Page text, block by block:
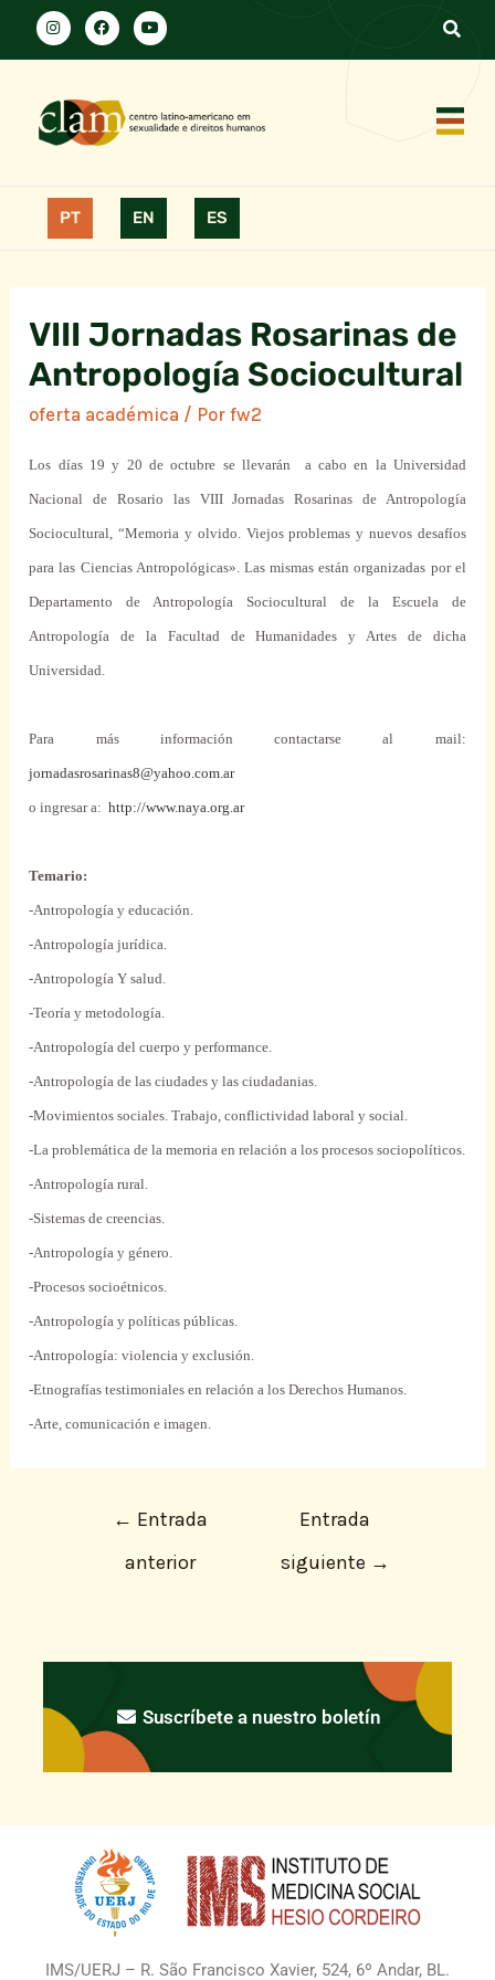
PT EN ES
VIII Jornadas Rosarinas de
Antropología Sociocultural
oferta académica / Porfw2
Los días 19 y 20 de octubre se llevarán a cabo en la Universidad
Nacional de Rosario las VIII Jornadas Rosarinas de Antropología
Sociocultural, “Memoria y olvido. Viejos problemas y nuevos desafíos
para las Ciencias Antropológicas». Las mismas están organizadas por el
Departamento de Antropología Sociocultural de la Escuelade
Antropología de la Facultad de Humanidades y Artes de dicha
Universidad.
Para más información contactarse al mail:
jornadasrosarinas8@yahoo.com.ar
o ingresar a: http://www.naya.org.ar
Temario:
-Antropología y educación.
-Antropología jurídica.
-Antropología Y salud.
-Teoría y metodología.
-Antropología del cuerpo y performance.
-Antropología de las ciudades y las ciudadanias.
-Movimientos sociales. Trabajo, conflictividad laboral y social.
-La problemática de la memoria en relación a los procesos sociopolíticos.
-Antropología rural.
-Sistemas de creencias.
-Antropología y género.
-Procesos socioétnicos.
-Antropología y políticas públicas.
-Antropología: violencia y exclusión.
-Etnografías testimoniales en relación a los Derechos Humanos.
-Arte, comunicación e imagen.
← Entrada
anterior
Entrada
siguiente →
Suscríbete a nuestro boletín
IMS/UERJ – R. São Francisco Xavier, 524, 6º Andar, BL.